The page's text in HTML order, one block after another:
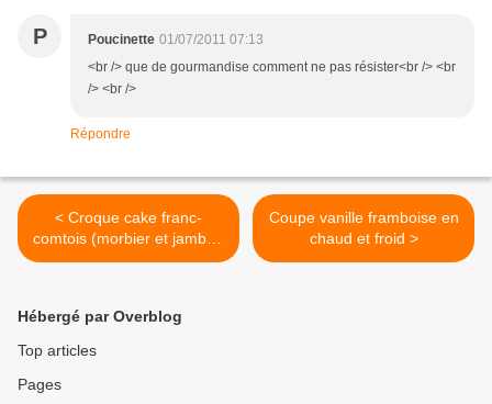
P Poucinette 01/07/2011 07:13
<br /> que de gourmandise comment ne pas résister<br /> <br
/> <br />
Répondre
< Croque cake franc-
comtois (morbier et jambon
de pays)
Coupe vanille framboise en
chaud et froid >
Hébergé par Overblog
Top articles
Pages